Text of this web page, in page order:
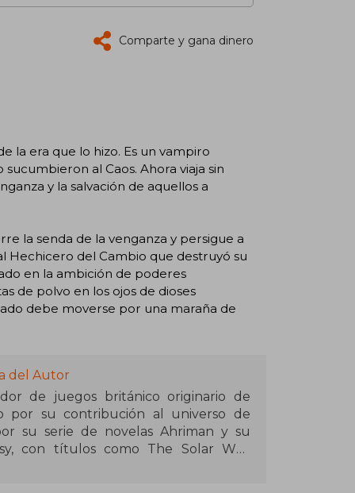
Comparte y gana dinero
la era que lo hizo. Es un vampiro
al Caos. Ahora viaja sin
y la salvación de aquellos a
la senda de la venganza y persigue a
Hechicero del Cambio que destruyó su
en la ambición de poderes
de polvo en los ojos de dioses
debe moverse por una maraña de
del Autor
de juegos británico originario de
por su contribución al universo de
su serie de novelas Ahriman y su
con títulos como The Solar War,
y Tallarn. Su enfoque narrativo se